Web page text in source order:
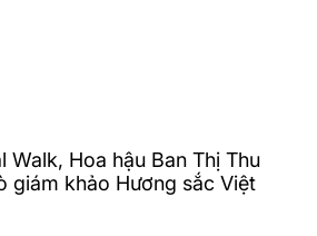
Walk, Hoa hậu Ban Thị Thu
giám khảo Hương sắc Việt